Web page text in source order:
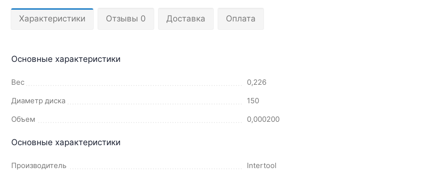
Характеристики Отзывы 0 Доставка Оплата
Основные характеристики
Вес
0,226
Диаметр диска
150
Объем
0,000200
Основные характеристики
Производитель Intertool